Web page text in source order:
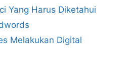
Yang Harus Diketahui
Melakukan Digital